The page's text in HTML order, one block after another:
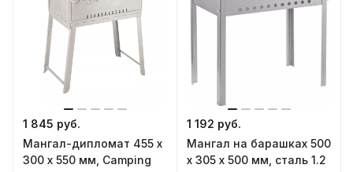
1 845 руб.
Мангал-дипломат 455 х
300 х 550 мм, Camping
1 192 руб.
Мангал на барашках 500
х 305 х 500 мм, сталь 1.2